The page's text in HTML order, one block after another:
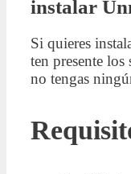
instalar
Si quieres
ten presente los
no tengas